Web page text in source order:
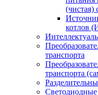
(чистая)
котлов
транспорта
транспорта